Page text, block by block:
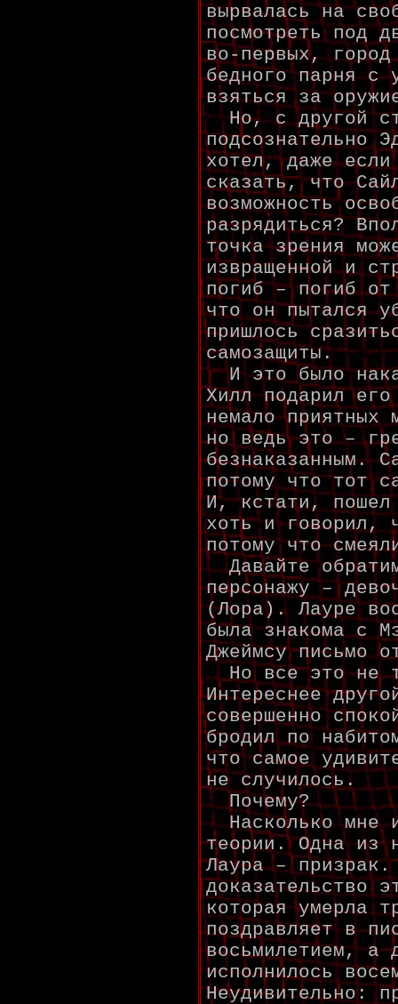
вырвалась на
посмотреть под
во-первых, город
бедного парня с
взяться за
Но, с другой
подсознательно
хотел, даже
сказать, что
возможность
разрядиться?
точка зрения
извращенной и
погиб – погиб
что он пытался
пришлось
самозащиты.
И это было
Хилл подарил его
немало приятных
но ведь это –
безнаказанным.
потому что тот
И, кстати, пошел
хоть и говорил,
потому что
Давайте
персонажу –
(Лора). Лауре
была знакома с
Джеймсу письмо
Но все это не
Интереснее
совершенно
бродил по
что самое
не случилось.
Почему?
Насколько мне
теории. Одна из
Лаура – призрак.
доказательство
которая умерла
поздравляет в
восьмилетием, а
исполнилось
Неудивительно: